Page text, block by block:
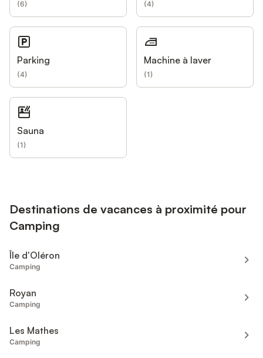
(6) (4)
Parking
(4)
Machine à laver
(1)
Sauna
(1)
Destinations de vacances à proximité pour
Camping
Île d'Oléron
Camping
Royan
Camping
Les Mathes
Camping